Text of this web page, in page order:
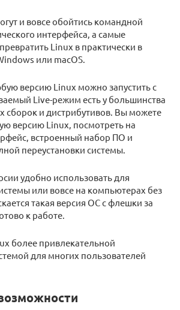
и вовсе обойтись командной
интерфейса, а самые
Linux в практически в
или macOS.
версию Linux можно запустить с
Live-режим есть у большинства
сборок и дистрибутивов. Вы можете
версию Linux, посмотреть на
встроенный набор ПО и
переустановки системы.
удобно использовать для
или вовсе на компьютерах без
такая версия ОС с флешки за
к работе.
более привлекательной
для многих пользователей